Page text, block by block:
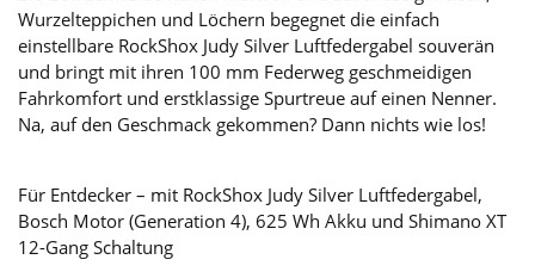
Wurzelteppichen und Löchern begegnet die einfach
einstellbare RockShox Judy Silver Luftfedergabel souverän
und bringt mit ihren 100 mm Federweg geschmeidigen
Fahrkomfort und erstklassige Spurtreue auf einen Nenner.
Na, auf den Geschmack gekommen? Dann nichts wie los!
Für Entdecker – mit RockShox Judy Silver Luftfedergabel,
Bosch Motor (Generation 4), 625 Wh Akku und Shimano XT
12-Gang Schaltung